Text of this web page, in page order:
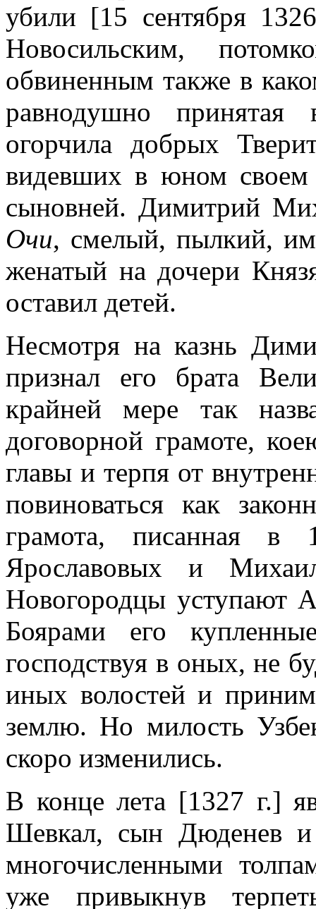
убили [15 сентября
Новосильским,
обвиненным также в
равнодушно
огорчила добрых
видевших в юном
сыновней. Димитрий
Очи, смелый, пылкий,
женатый на дочери
оставил детей.
Несмотря на казнь
признал его брата
крайней мере так
договорной грамоте,
главы и терпя от
повиноваться как
грамота, писанная в
Ярославовых и
Новогородцы уступают
Боярами его
господствуя в оных, не
иных волостей и
землю. Но милость
скоро изменились.
В конце лета [1327 г.]
Шевкал, сын Дюденев и
многочисленными
уже привыкнув